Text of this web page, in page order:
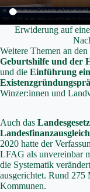
Erwiderung auf
Weitere Themen an
Geburtshilfe und der
und die Einführung
Winzer:innen und
Auch das
2020 hatte der
LFAG als unvereinbar
die Systematik
ausgerichtet. Rund
Kommunen.